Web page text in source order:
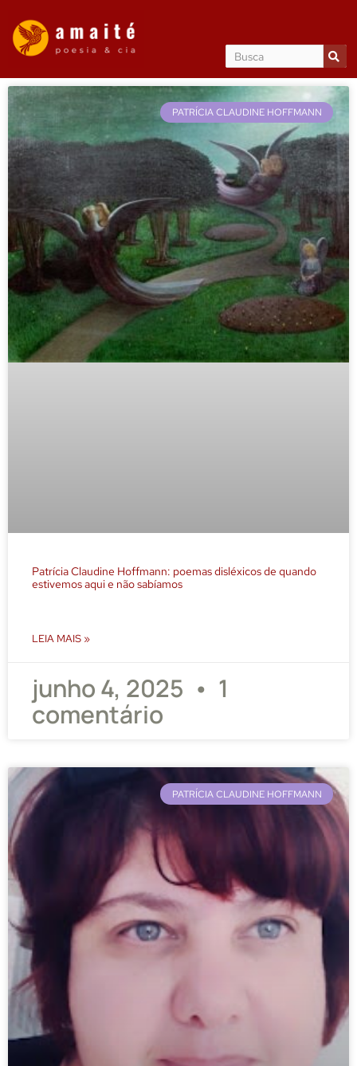
PATRÍCIA CLAUDINE HOFFMANN
Patrícia Claudine Hoffmann: poemas disléxicos de quando
estivemos aqui e não sabíamos
LEIA MAIS »
junho 4, 2025
1
comentário
PATRÍCIA CLAUDINE HOFFMANN